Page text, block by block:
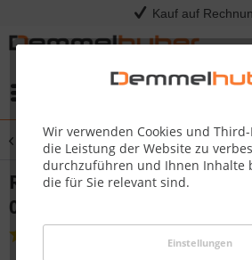
Kauf auf
Wir verwenden Cookies und
die Leistung der Website zu
durchzuführen und Ihnen Inhalte
die für Sie relevant sind.
Einstellungen
Übersicht Sonstige Ersatzteile
ROTISSERIE MOUNT LE -
0073 2x #N475-0267